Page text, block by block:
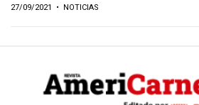
27/09/2021 • NOTICIAS